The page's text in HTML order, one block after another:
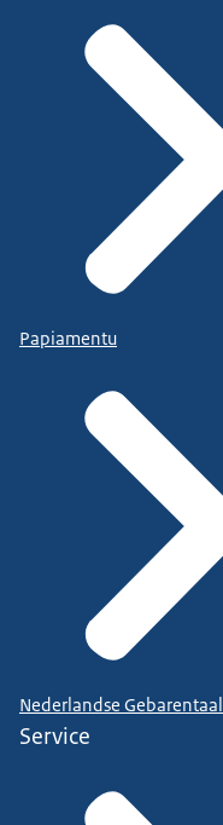
Papiamentu
Nederlandse Gebarentaal
Service